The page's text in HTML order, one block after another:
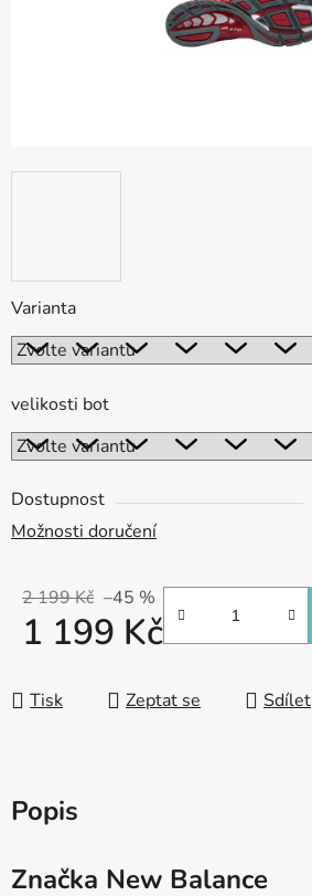
Varianta
velikosti bot
Dostupnost
Možnosti doručení
2 199 Kč –45 %
1 199 Kč
Tisk Zeptat se Sdílet
Popis
Značka New Balance